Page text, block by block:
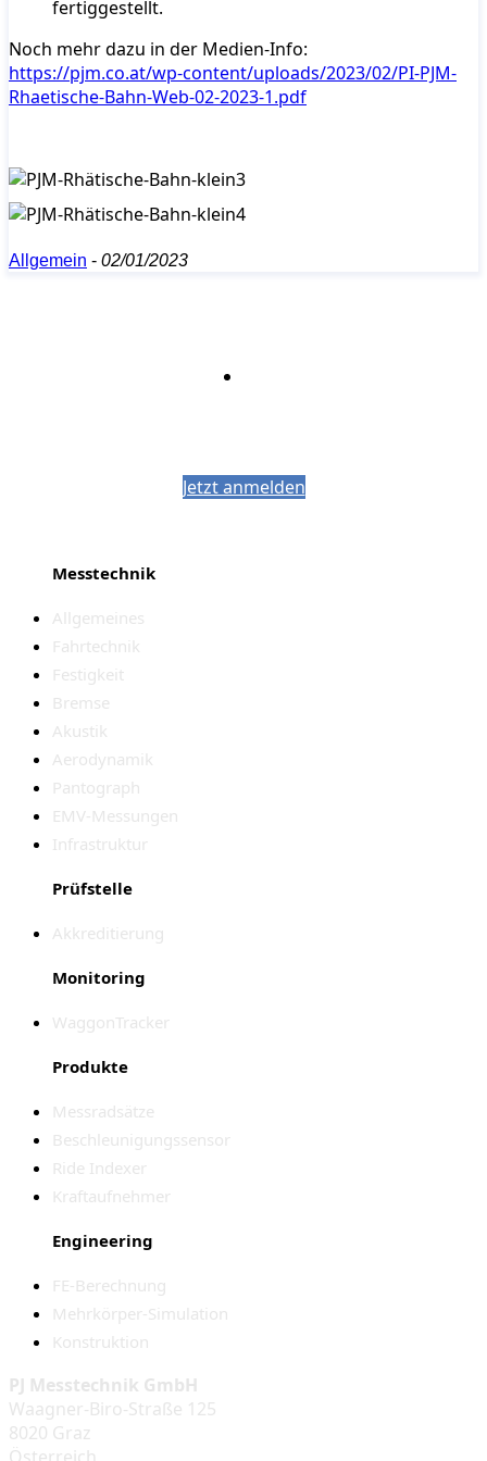
fertiggestellt.
Noch mehr dazu in der Medien-Info:
https://pjm.co.at/wp-content/uploads/2023/02/PI-PJM-
Rhaetische-Bahn-Web-02-2023-1.pdf
Allgemein - 02/01/2023
Jetzt anmelden
Messtechnik
Allgemeines
Fahrtechnik
Festigkeit
Bremse
Akustik
Aerodynamik
Pantograph
EMV-Messungen
Infrastruktur
Prüfstelle
Akkreditierung
Monitoring
WaggonTracker
Produkte
Messradsätze
Beschleunigungssensor
Ride Indexer
Kraftaufnehmer
Engineering
FE-Berechnung
Mehrkörper-Simulation
Konstruktion
PJ Messtechnik GmbH
Waagner-Biro-Straße 125
8020 Graz